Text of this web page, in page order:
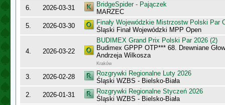
6.
2026-03-31
BridgeSpider - Pajączek
MARZEC
5.
2026-03-30
Finały Wojewódzkie Mistrzostw Polski Par
Śląski Finał Wojewódzki MPP Open
4. 2026-03-22
BUDIMEX Grand Prix Polski Par 2026 (2)
Budimex GPPP OTP*** 68. Drewniane
Andrzeja Wilkosza
Kraków
3. 2026-02-28
Rozgrywki Regionalne Luty 2026
Śląski WZBS - Bielsko-Biała
2.
2026-01-31
Rozgrywki Regionalne Styczeń 2026
Śląski WZBS - Bielsko-Biała